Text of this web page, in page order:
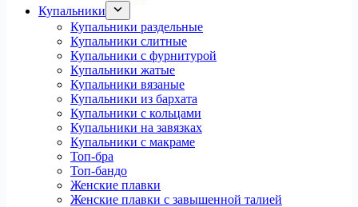
Купальники
Купальники раздельные
Купальники слитные
Купальники с фурнитурой
Купальники жатые
Купальники вязаные
Купальники из бархата
Купальники с кольцами
Купальники на завязках
Купальники с макраме
Топ-бра
Топ-бандо
Женские плавки
Женские плавки с завышенной талией